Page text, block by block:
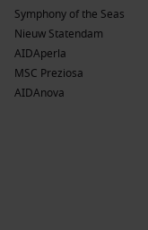
cruise naar
Cruises februari
–
exotische eilanden
–
–
culturele
–
Symphony of the Seas
Nieuw Statendam
AIDAperla
MSC Preziosa
AIDAnova